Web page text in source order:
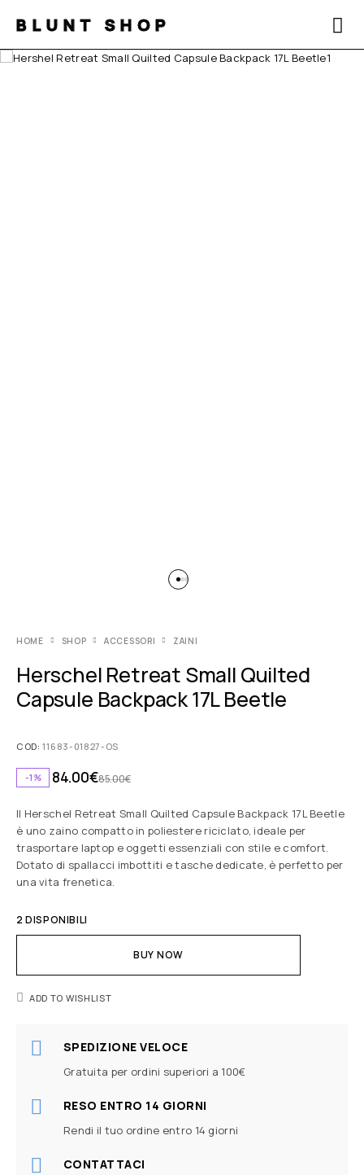
BLUNT SHOP
HOME SHOP ACCESSORI ZAINI
Herschel Retreat Small Quilted
Capsule Backpack 17L Beetle
COD:11683-01827-OS
-1% 85.00€
84.00€
Il Herschel Retreat Small Quilted Capsule Backpack 17L Beetle
è uno zaino compatto in poliestere riciclato, ideale per
trasportare laptop e oggetti essenziali con stile e comfort.
Dotato di spallacci imbottiti e tasche dedicate, è perfetto per
una vita frenetica.
2 DISPONIBILI
BUY NOW
ADD TO WISHLIST
SPEDIZIONE VELOCE
Gratuita per ordini superiori a 100€
RESO ENTRO 14 GIORNI
Rendi il tuo ordine entro 14 giorni
CONTATTACI